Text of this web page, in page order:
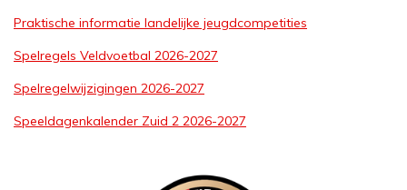
Praktische informatie landelijke jeugdcompetities
Spelregels Veldvoetbal 2026-2027
Spelregelwijzigingen 2026-2027
Speeldagenkalender Zuid 2 2026-2027